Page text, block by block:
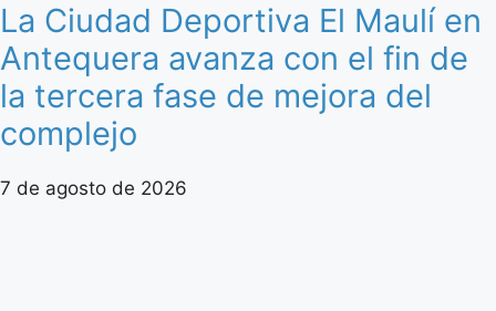
La Ciudad Deportiva El Maulí en
Antequera avanza con el fin de
la tercera fase de mejora del
complejo
7 de agosto de 2026